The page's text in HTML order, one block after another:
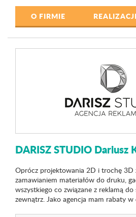
O FIRMIE
DARISZ STUDIO Dariusz
Oprócz projektowania 2D i trochę 3D
zamawianiem materiałów do druku,
wszystkiego co związane z reklamą do
zewnątrz. Jako agencja mam rabaty w